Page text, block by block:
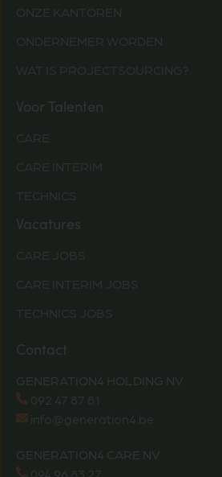
Voor Talenten
Vacatures
Contact
GENERATION4 HOLDING NV
GENERATION4 CARE NV